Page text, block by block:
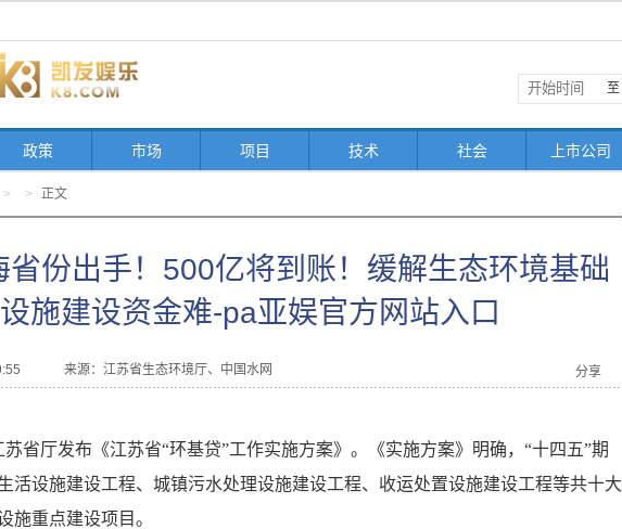
至
政策 市场 项目 技术 社会 上市公司
> > 正文
省份出手！500亿将到账！缓解生态环境基础
设施建设资金难-pa亚娱官方网站入口
来源： 江苏省生态环境厅、中国水网 分享
苏省厅发布《江苏省“环基贷”工作实施方案》。《实施方案》明确，“十四五”期
活设施建设工程、城镇污水处理设施建设工程、收运处置设施建设工程等共十大
施重点建设项目。